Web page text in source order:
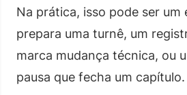
Na prática, isso pode ser um
prepara uma turnê, um
marca mudança técnica, ou
pausa que fecha um capítulo.